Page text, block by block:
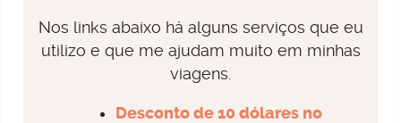
Nos links abaixo há alguns serviços que eu
utilizo e que me ajudam muito em minhas
viagens.
Desconto de 10 dólares no